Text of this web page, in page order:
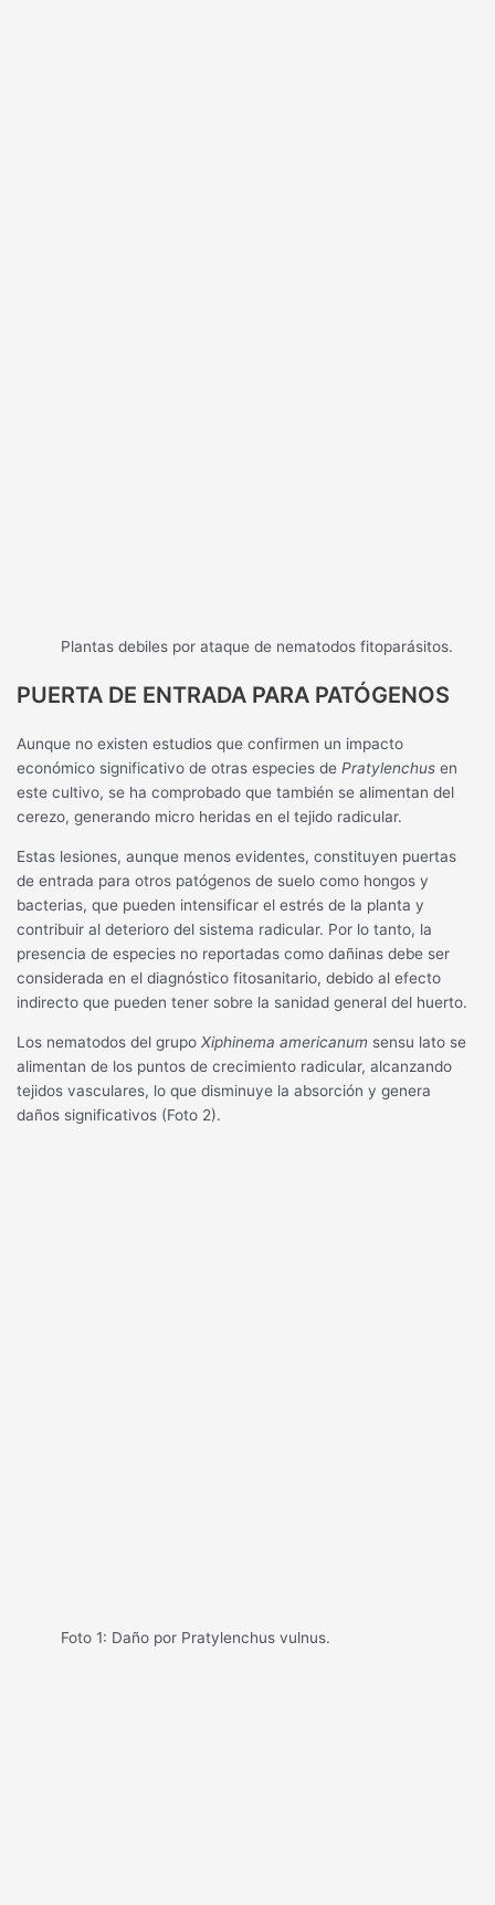
Plantas debiles por ataque de nematodos fitoparásitos.
PUERTA DE ENTRADA PARA PATÓGENOS
Aunque no existen estudios que confirmen un impacto
económico significativo de otras especies dePratylenchus en
este cultivo, se ha comprobado que también se alimentan del
cerezo, generando micro heridas en el tejido radicular.
Estas lesiones, aunque menos evidentes, constituyen puertas
de entrada para otros patógenos de suelo como hongos y
bacterias, que pueden intensificar el estrés de la planta y
contribuir al deterioro del sistema radicular. Por lo tanto, la
presencia de especies no reportadas como dañinas debe ser
considerada en el diagnóstico fitosanitario, debido al efecto
indirecto que pueden tener sobre la sanidad general del huerto.
Los nematodos del grupo Xiphinema americanum sensu lato se
alimentan de los puntos de crecimiento radicular, alcanzando
tejidos vasculares, lo que disminuye la absorción y genera
daños significativos (Foto 2).
Foto 1: Daño por Pratylenchus vulnus.